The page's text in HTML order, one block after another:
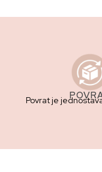
Povrat je